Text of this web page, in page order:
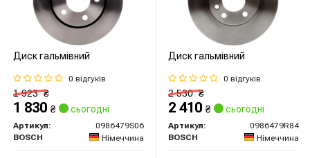
Диск гальмівний
0 відгуків
1 923₴
1 830 ₴ сьогодні
Артикул:
0986479S06
BOSCH
Німеччина
Диск гальмівний
0 відгуків
2 530₴
2 410 ₴ сьогодні
Артикул:
0986479R84
BOSCH
Німеччина